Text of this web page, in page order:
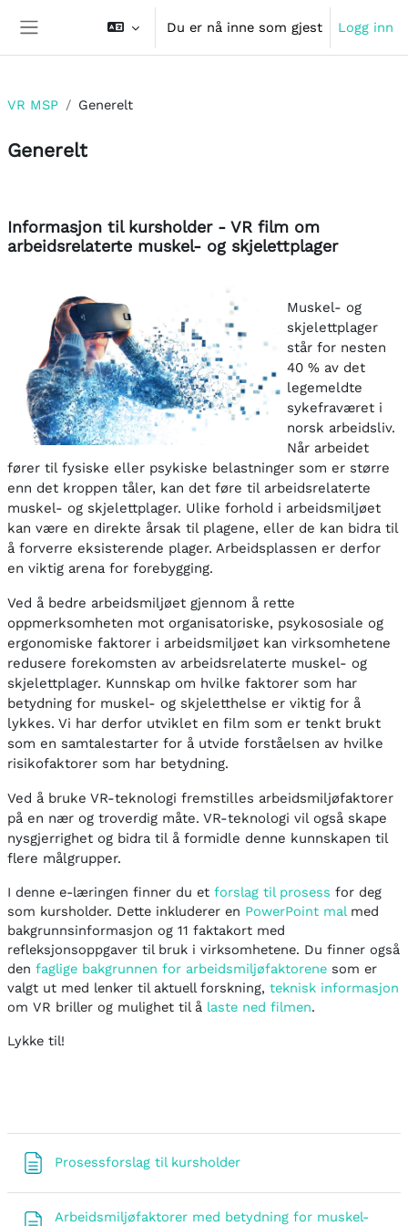
Du er nå inne som gjest Logg inn
VR MSP Generelt
Generelt
Informasjon til kursholder - VR film om
arbeidsrelaterte muskel- og skjelettplager
Muskel- og
skjelettplager
står for nesten
40 % av det
legemeldte
sykefraværet i
norsk arbeidsliv.
Når arbeidet
fører til fysiske eller psykiske belastninger som er større
enn det kroppen tåler, kan det føre til arbeidsrelaterte
muskel- og skjelettplager. Ulike forhold i arbeidsmiljøet
kan være en direkte årsak til plagene, eller de kan bidra til
å forverre eksisterende plager. Arbeidsplassen er derfor
en viktig arena for forebygging.
Ved å bedre arbeidsmiljøet gjennom å rette
oppmerksomheten mot organisatoriske, psykososiale og
ergonomiske faktorer i arbeidsmiljøet kan virksomhetene
redusere forekomsten av arbeidsrelaterte muskel- og
skjelettplager. Kunnskap om hvilke faktorer som har
betydning for muskel- og skjeletthelse er viktig for å
lykkes. Vi har derfor utviklet en film som er tenkt brukt
som en samtalestarter for å utvide forståelsen av hvilke
risikofaktorer som har betydning.
Ved å bruke VR-teknologi fremstilles arbeidsmiljøfaktorer
på en nær og troverdig måte. VR-teknologi vil også skape
nysgjerrighet og bidra til å formidle denne kunnskapen til
flere målgrupper.
I denne e-læringen finner du et forslag til prosess for deg
som kursholder. Dette inkluderer en PowerPoint malmed
bakgrunnsinformasjon og 11 faktakort med
refleksjonsoppgaver til bruk i virksomhetene. Du finner også
den faglige bakgrunnen for arbeidsmiljøfaktorene som er
valgt ut med lenker til aktuell forskning, teknisk informasjon
om VR briller og mulighet til å laste ned filmen.
Lykke til!
Prosessforslag til kursholderSide
Arbeidsmiljøfaktorer med betydning for muskel-